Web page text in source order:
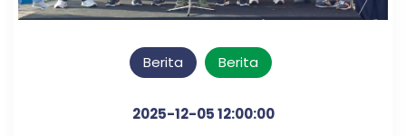
Berita Berita
2025-12-05 12:00:00